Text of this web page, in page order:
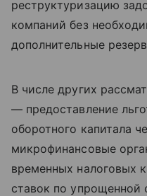
реструктуризацию
компаний без
дополнительные
В числе других
— предоставление
оборотного капитала
микрофинансовые
временных налоговых
ставок по упрощенной